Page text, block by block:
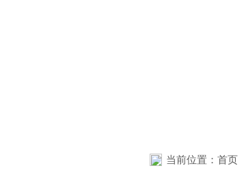
当前位置： 首页